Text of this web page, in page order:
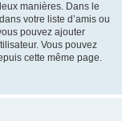
manières. Dans le
votre liste d’amis ou
pouvez ajouter
Vous pouvez
cette même page.